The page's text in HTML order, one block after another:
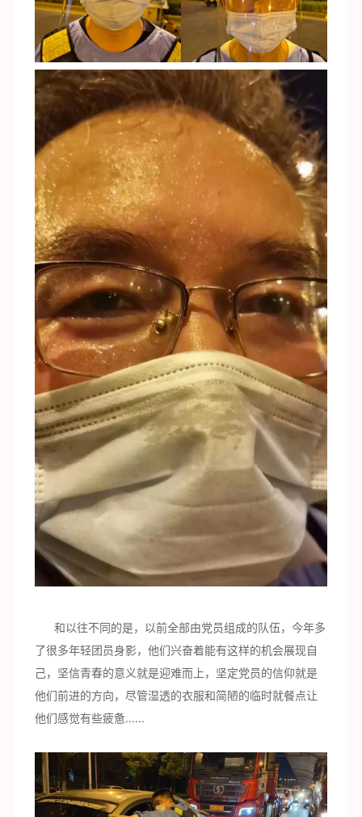
和以往不同的是，以前全部由党员组成的队伍，今年多
了很多年轻团员身影，他们兴奋着能有这样的机会展现自
己，坚信青春的意义就是迎难而上，坚定党员的信仰就是
他们前进的方向，尽管湿透的衣服和简陋的临时就餐点让
他们感觉有些疲惫......